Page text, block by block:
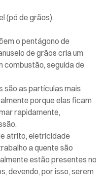
(pó de grãos).
o pentágono de
de grãos cria um
combustão, seguida de
são as partículas mais
porque elas ficam
rapidamente,
atrito, eletricidade
a quente são
estão presentes no
devendo, por isso, serem